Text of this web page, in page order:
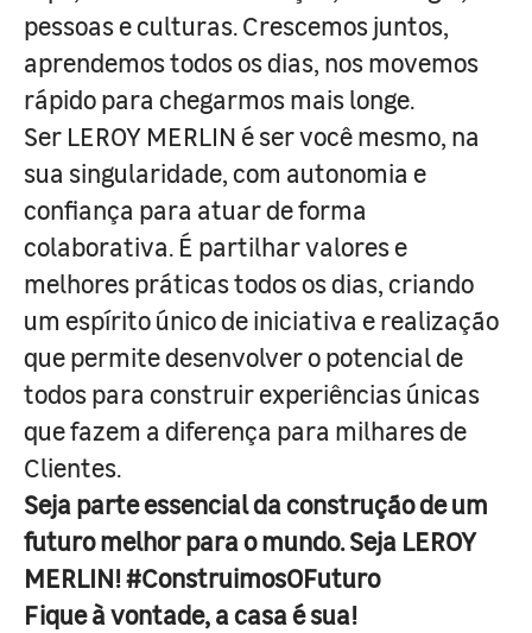
pessoas e culturas. Crescemos juntos,
aprendemos todos os dias, nos movemos
rápido para chegarmos mais longe.
Ser LEROY MERLIN é ser você mesmo, na
sua singularidade, com autonomia e
confiança para atuar de forma
colaborativa. É partilhar valores e
melhores práticas todos os dias, criando
um espírito único de iniciativa e realização
que permite desenvolver o potencial de
todos para construir experiências únicas
que fazem a diferença para milhares de
Clientes.
Seja parte essencial da construção de um
futuro melhor para o mundo. Seja LEROY
MERLIN! #ConstruimosOFuturo
Fique à vontade, a casa é sua!